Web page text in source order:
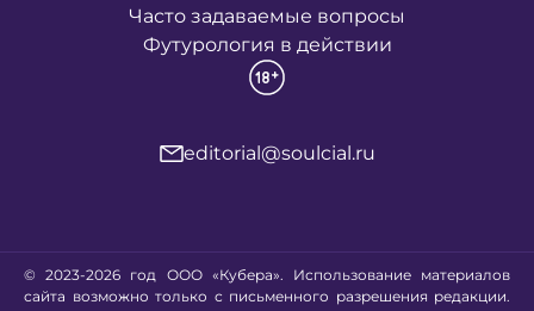
Часто задаваемые вопросы
Футурология в действии
editorial@soulcial.ru
© 2023-2026 год ООО «Кубера». Использование материалов
сайта возможно только с письменного разрешения редакции.